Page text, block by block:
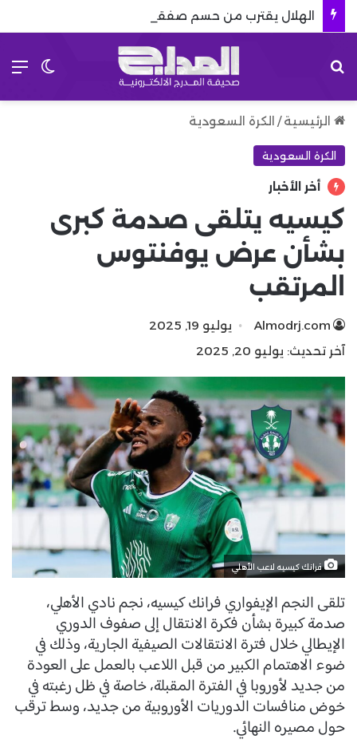
الرئيسية / الكرة السعودية
الكرة السعودية
أخر الأخبار
كيسيه يتلقى صدمة كبرى
بشأن عرض يوفنتوس
المرتقب
Almodrj.com
يوليو 19, 2025
آخر تحديث: يوليو 20, 2025
فرانك كيسيه لاعب الأهلي
تلقى النجم الإيفواري فرانك كيسيه، نجم نادي الأهلي،
صدمة كبيرة بشأن فكرة الانتقال إلى صفوف الدوري
الإيطالي خلال فترة الانتقالات الصيفية الجارية، وذلك في
ضوء الاهتمام الكبير من قبل اللاعب بالعمل على العودة
من جديد لأوروبا في الفترة المقبلة، خاصة في ظل رغبته في
خوض منافسات الدوريات الأوروبية من جديد، وسط ترقب
حول مصيره النهائي.